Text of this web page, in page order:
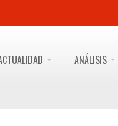
ANÁLISIS